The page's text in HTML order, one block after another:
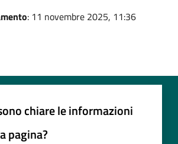
: 11 novembre 2025, 11:36
chiare le informazioni
pagina?